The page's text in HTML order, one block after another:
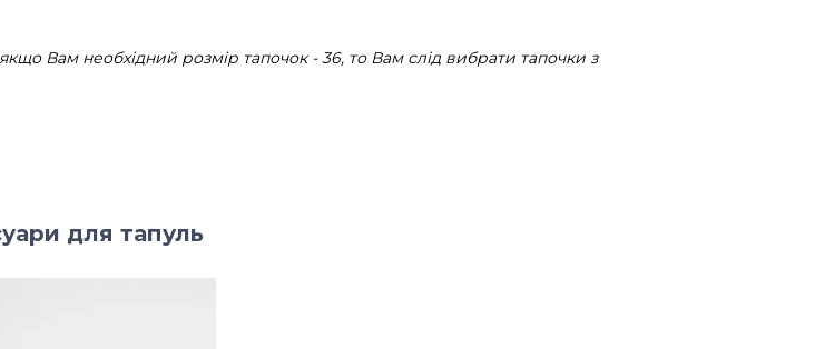
Вам необхідний розмір тапочок - 36, то Вам слід вибрати тапочки з
для тапуль